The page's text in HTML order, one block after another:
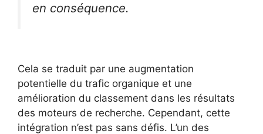
en conséquence.
Cela se traduit par une augmentation
potentielle du trafic organique et une
amélioration du classement dans les résultats
des moteurs de recherche. Cependant, cette
intégration n’est pas sans défis. L’un des